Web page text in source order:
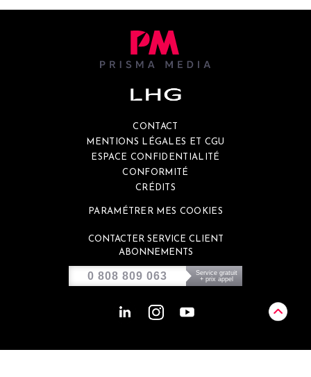
CONTACT
MENTIONS LÉGALES ET CGU
ESPACE CONFIDENTIALITÉ
CONFORMITÉ
CRÉDITS
PARAMÉTRER MES COOKIES
CONTACTER SERVICE CLIENT
ABONNEMENTS
0 808 809 063
Service gratuit
+ prix appel